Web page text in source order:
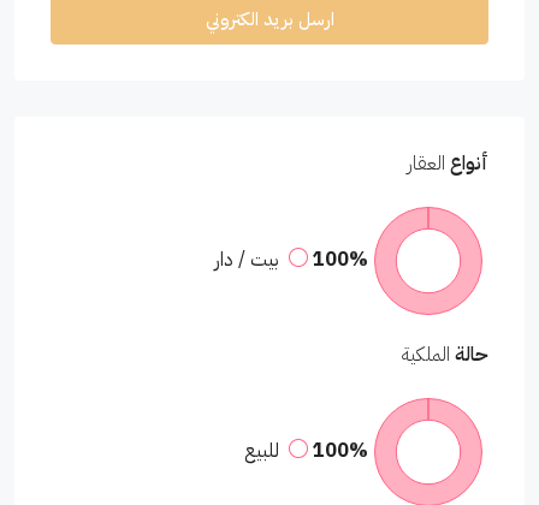
ارسل بريد الكتروني
أنواع العقار
100% بيت / دار
حالة الملكية
100% للبيع